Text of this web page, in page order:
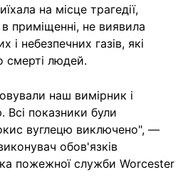
на місце трагедії,
приміщенні, не виявила
і небезпечних газів, які
смерті людей.
наш вимірник і
показники були
вуглецю виключено", —
обов'язків
пожежної служби Worcester